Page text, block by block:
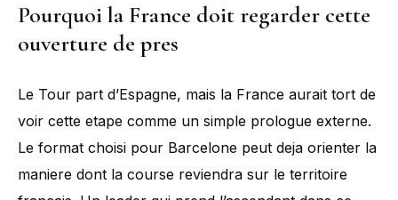
Pourquoi la France doit regarder cette
ouverture de pres
Le Tour part d’Espagne, mais la France aurait tort de
voir cette etape comme un simple prologue externe.
Le format choisi pour Barcelone peut deja orienter la
maniere dont la course reviendra sur le territoire